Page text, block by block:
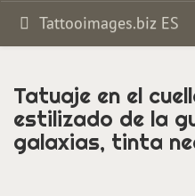
Tattooimages.biz ES
Tatuaje en el
estilizado de la
galaxias, tinta